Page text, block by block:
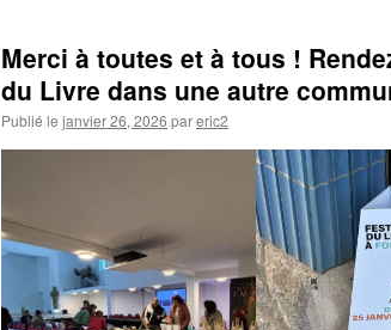
12
à
!
Merci à toutes et à tous !
du Livre dans une autre
Publié le janvier 26, 2026 pareric2